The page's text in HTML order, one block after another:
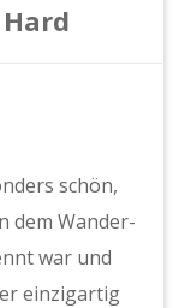
schön,
dem Wander-
war und
einzigartig